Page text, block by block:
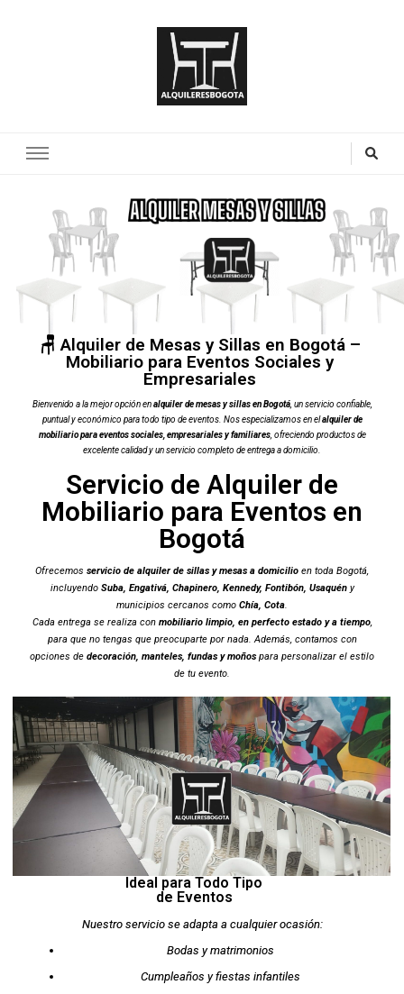
🪑 Alquiler de Mesas y Sillas en Bogotá –
Mobiliario para Eventos Sociales y
Empresariales
Bienvenido a la mejor opción enalquiler de mesas y sillas en Bogotá, un servicio confiable,
puntual y económico para todo tipo de eventos. Nos especializamos en elalquiler de
mobiliario para eventos sociales, empresariales y familiares, ofreciendo productos de
excelente calidad y un servicio completo de entrega a domicilio.
Servicio de Alquiler de
Mobiliario para Eventos en
Bogotá
Ofrecemos servicio de alquiler de sillas y mesas a domicilio en toda Bogotá,
incluyendo Suba, Engativá, Chapinero, Kennedy, Fontibón, Usaquény
municipios cercanos como Chía, Cota.
Cada entrega se realiza con mobiliario limpio, en perfecto estado y a tiempo,
para que no tengas que preocuparte por nada. Además, contamos con
opciones de decoración, manteles, fundas y moñospara personalizar el estilo
de tu evento.
Ideal para Todo Tipo
de Eventos
Nuestro servicio se adapta a cualquier ocasión:
Bodas y matrimonios
Cumpleaños y fiestas infantiles